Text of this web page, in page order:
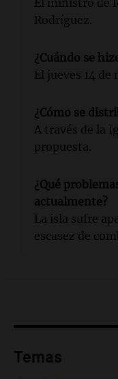
El ministro de
Rodríguez.
¿Cuándo se
El jueves 14 de
¿Cómo se
A través de la
propuesta.
¿Qué
actualmente?
La isla sufre
escasez de
Temas